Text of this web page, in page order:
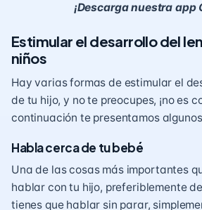
¡Descarga nuestra app
Estimular el desarrollo del
niños
Hay varias formas de estimular el
de tu hijo, y no te preocupes, ¡no es
continuación te presentamos
Habla cerca de tu bebé
Una de las cosas más importantes
hablar con tu hijo, preferiblemente
tienes que hablar sin parar,